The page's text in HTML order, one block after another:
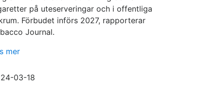
på uteserveringar och i offentliga
Förbudet införs 2027, rapporterar
Journal.
mer
03-18